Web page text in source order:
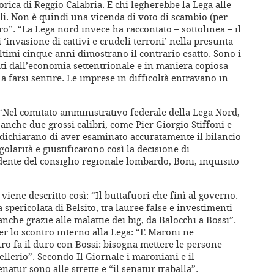
di Reggio Calabria. E chi legherebbe la Lega alle
Non è quindi una vicenda di voto di scambio (per
“La Lega nord invece ha raccontato – sottolinea – il
di cattivi e crudeli terroni’ nella presunta
cinque anni dimostrano il contrario esatto. Sono i
dall’economia settentrionale e in maniera copiosa
farsi sentire. Le imprese in difficoltà entravano in
comitato amministrativo federale della Lega Nord,
due grossi calibri, come Pier Giorgio Stiffoni e
di aver esaminato accuratamente il bilancio
e giustificarono così la decisione di
del consiglio regionale lombardo, Boni, inquisito
descritto così: “Il buttafuori che finì al governo.
spericolata di Belsito, tra lauree false e investimenti
grazie alle malattie dei big, da Balocchi a Bossi”.
lo scontro interno alla Lega: “E Maroni ne
fa il duro con Bossi: bisogna mettere le persone
Secondo Il Giornale i maroniani e il
sono alle strette e “il senatur traballa”.